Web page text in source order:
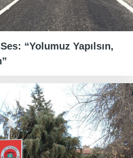
“Yolumuz Yapılsın,